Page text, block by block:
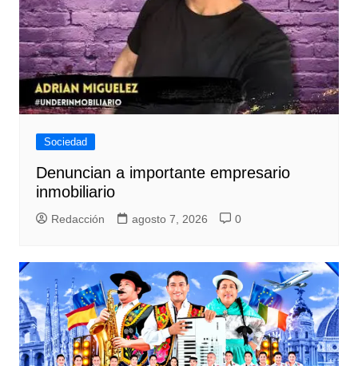
Sociedad
Denuncian a importante empresario
inmobiliario
Redacción agosto 7, 2026 0